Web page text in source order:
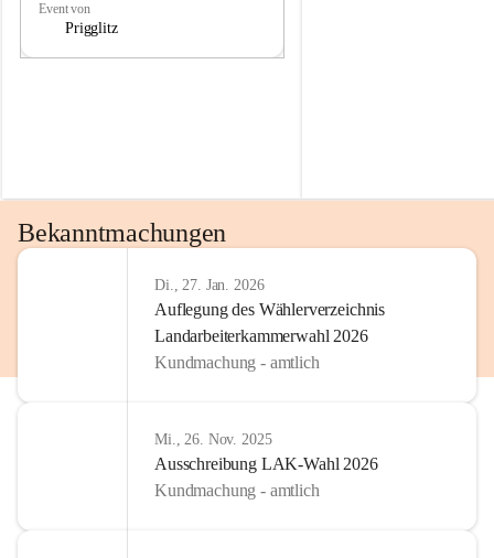
Event von
Prigglitz
Bekanntmachungen
Di., 27. Jan. 2026
Auflegung des Wählerverzeichnis
Landarbeiterkammerwahl 2026
Kundmachung - amtlich
Mi., 26. Nov. 2025
Ausschreibung LAK-Wahl 2026
Kundmachung - amtlich